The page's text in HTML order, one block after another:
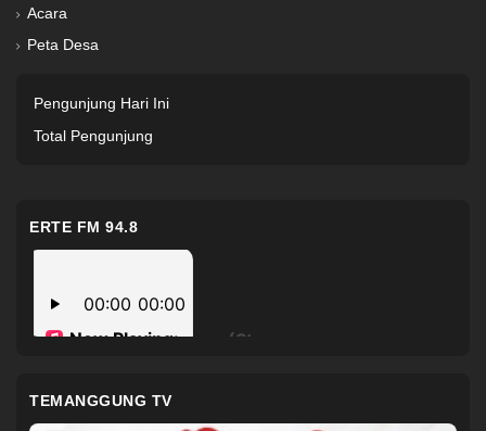
Acara
Peta Desa
Pengunjung Hari Ini
Total Pengunjung
ERTE FM 94.8
TEMANGGUNG TV